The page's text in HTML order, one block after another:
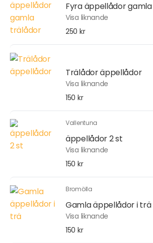
Fyra äppellådor
Visa liknande
250 kr
Trälådor äppellådor
Visa liknande
150 kr
Vallentuna
äppellådor 2 st
Visa liknande
150 kr
Bromölla
Gamla äppellådor i trä
Visa liknande
150 kr